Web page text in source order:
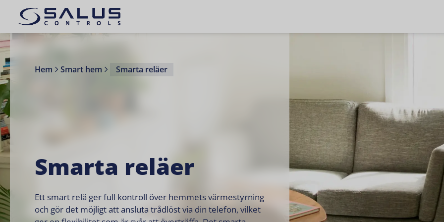
Hem Smart hem Smarta reläer
Smarta reläer
Ett smart relä ger full kontroll över hemmets värmestyrning
och gör det möjligt att ansluta trådlöst via din telefon, vilket